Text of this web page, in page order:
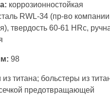
коррозионностойкая
RWL-34 (пр-во компании
твердость 60-61 HRc,
98
титана; больстеры из
предотвращающей